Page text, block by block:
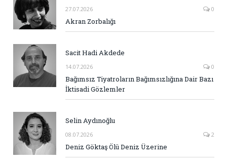
27.07.2026 0
Akran Zorbalığı
Sacit Hadi Akdede
14.07.2026 0
Bağımsız Tiyatroların Bağımsızlığına Dair Bazı
İktisadi Gözlemler
Selin Aydınoğlu
08.07.2026 2
Deniz Göktaş Ölü Deniz Üzerine